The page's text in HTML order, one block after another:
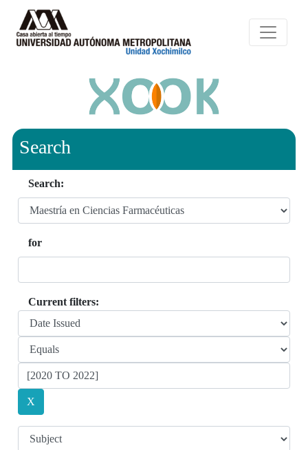
Search
Search:
for
Current filters: